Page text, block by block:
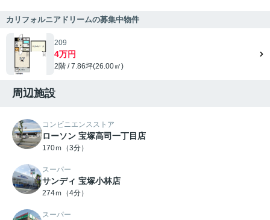
カリフォルニアドリームの募集中物件
209
4万円
2階 / 7.86坪(26.00㎡)
周辺施設
コンビニエンスストア
ローソン 宝塚高司一丁目店
170ｍ（3分）
スーパー
サンディ 宝塚小林店
274ｍ（4分）
スーパー